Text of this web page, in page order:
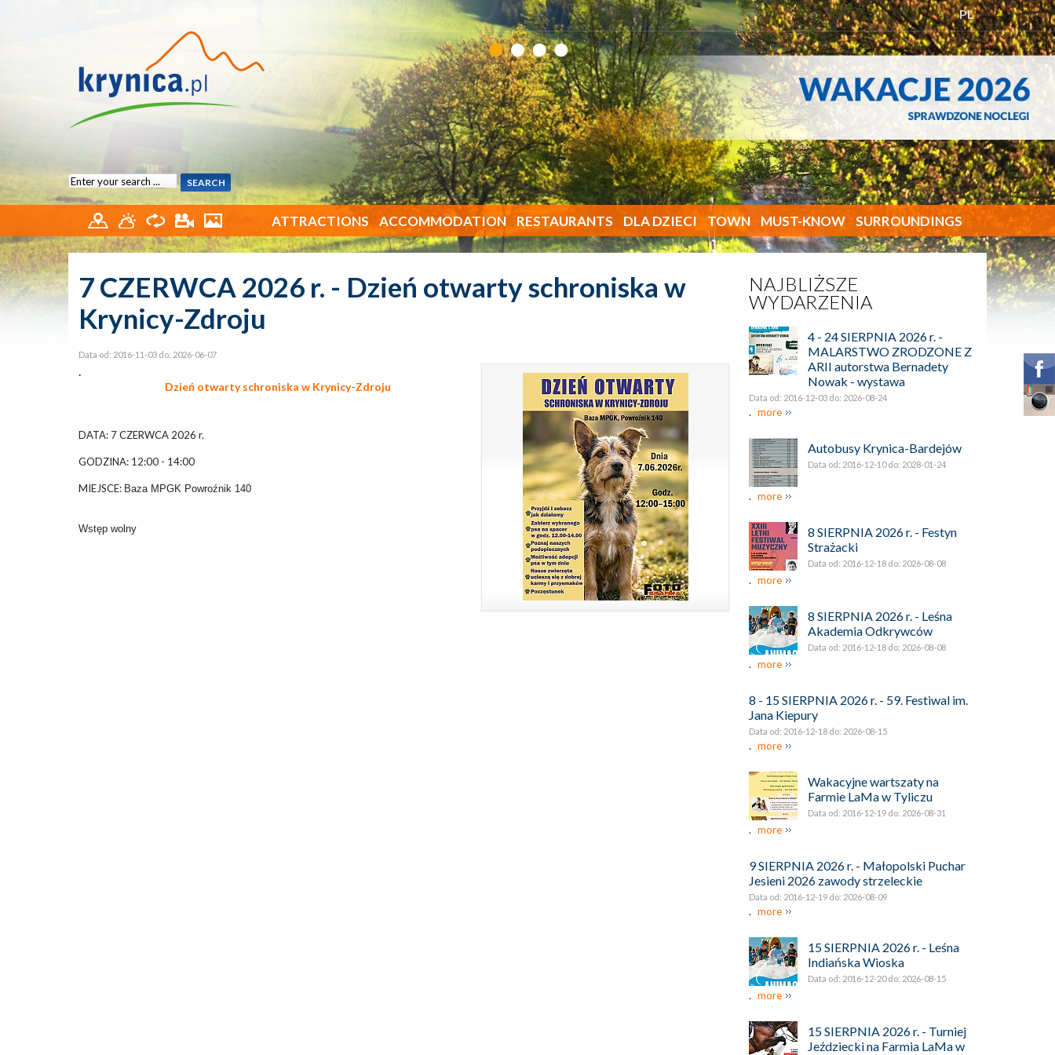
PL
ATTRACTIONS ACCOMMODATION RESTAURANTS DLA DZIECI TOWN MUST-KNOW SURROUNDINGS
7 CZERWCA 2026 r. - Dzień otwarty schroniska w
Krynicy-Zdroju
Data od: 2016-11-03 do: 2026-06-07
.
Dzień otwarty schroniska w Krynicy-Zdroju
DATA: 7 CZERWCA 2026 r.
GODZINA: 12:00 - 14:00
MIEJSCE: Baza MPGK Powroźnik 140
Wstęp wolny
NAJBLIŻSZE
WYDARZENIA
4 - 24 SIERPNIA 2026 r. -
MALARSTWO ZRODZONE Z
ARII autorstwa Bernadety
Nowak - wystawa
Data od: 2016-12-03 do: 2026-08-24
. more
Autobusy Krynica-Bardejów
Data od: 2016-12-10 do: 2028-01-24
. more
8 SIERPNIA 2026 r. - Festyn
Strażacki
Data od: 2016-12-18 do: 2026-08-08
. more
8 SIERPNIA 2026 r. - Leśna
Akademia Odkrywców
Data od: 2016-12-18 do: 2026-08-08
. more
8 - 15 SIERPNIA 2026 r. - 59. Festiwal im.
Jana Kiepury
Data od: 2016-12-18 do: 2026-08-15
. more
Wakacyjne wartszaty na
Farmie LaMa w Tyliczu
Data od: 2016-12-19 do: 2026-08-31
. more
9 SIERPNIA 2026 r. - Małopolski Puchar
Jesieni 2026 zawody strzeleckie
Data od: 2016-12-19 do: 2026-08-09
. more
15 SIERPNIA 2026 r. - Leśna
Indiańska Wioska
Data od: 2016-12-20 do: 2026-08-15
. more
15 SIERPNIA 2026 r. - Turniej
Jeździecki na Farmia LaMa w